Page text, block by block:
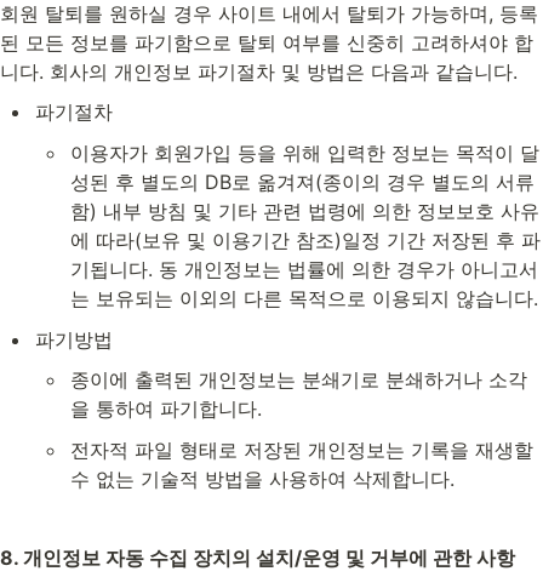
회원 탈퇴를 원하실 경우 사이트 내에서 탈퇴가 가능하며, 등록
된 모든 정보를 파기함으로 탈퇴 여부를 신중히 고려하셔야 합
니다. 회사의 개인정보 파기절차 및 방법은 다음과 같습니다.
파기절차
이용자가 회원가입 등을 위해 입력한 정보는 목적이 달
성된 후 별도의 DB로 옮겨져(종이의 경우 별도의 서류
함) 내부 방침 및 기타 관련 법령에 의한 정보보호 사유
에 따라(보유 및 이용기간 참조)일정 기간 저장된 후 파
기됩니다. 동 개인정보는 법률에 의한 경우가 아니고서
는 보유되는 이외의 다른 목적으로 이용되지 않습니다.
파기방법
종이에 출력된 개인정보는 분쇄기로 분쇄하거나 소각
을 통하여 파기합니다.
전자적 파일 형태로 저장된 개인정보는 기록을 재생할
수 없는 기술적 방법을 사용하여 삭제합니다.
8. 개인정보 자동 수집 장치의 설치/운영 및 거부에 관한 사항